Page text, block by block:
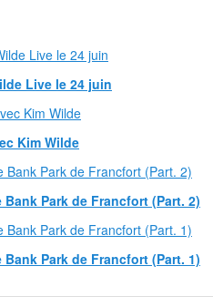
Live le 24 juin
Kim Wilde
Park de Francfort (Part. 2)
Park de Francfort (Part. 1)